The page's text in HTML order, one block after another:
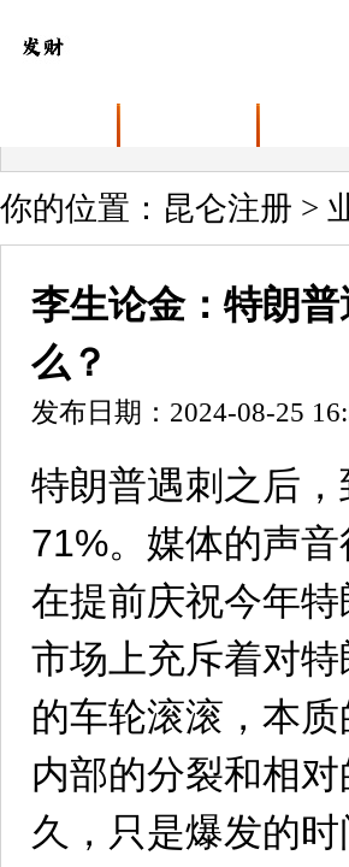
你的位置： 昆仑注册 >
李生论金：特朗
么？
发布日期：2024-08-25
特朗普遇刺之后
71%。媒体的声
在提前庆祝今年
市场上充斥着对
的车轮滚滚，本
内部的分裂和相
久，只是爆发的